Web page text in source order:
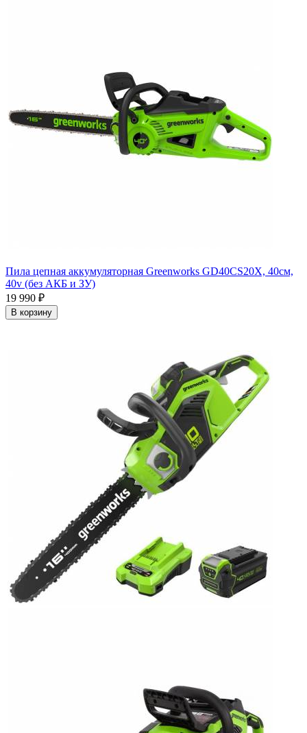
Пила цепная аккумуляторная Greenworks GD40CS20X, 40см,
40v (без АКБ и ЗУ)
19 990 ₽
В корзину